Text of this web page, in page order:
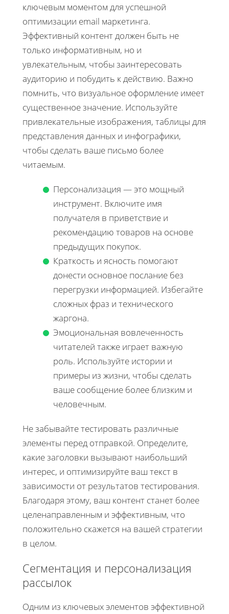
ключевым моментом для успешной
оптимизации email маркетинга.
Эффективный контент должен быть не
только информативным, но и
увлекательным, чтобы заинтересовать
аудиторию и побудить к действию. Важно
помнить, что визуальное оформление имеет
существенное значение. Используйте
привлекательные изображения, таблицы для
представления данных и инфографики,
чтобы сделать ваше письмо более
читаемым.
Персонализация — это мощный
инструмент. Включите имя
получателя в приветствие и
рекомендацию товаров на основе
предыдущих покупок.
Краткость и ясность помогают
донести основное послание без
перегрузки информацией. Избегайте
сложных фраз и технического
жаргона.
Эмоциональная вовлеченность
читателей также играет важную
роль. Используйте истории и
примеры из жизни, чтобы сделать
ваше сообщение более близким и
человечным.
Не забывайте тестировать различные
элементы перед отправкой. Определите,
какие заголовки вызывают наибольший
интерес, и оптимизируйте ваш текст в
зависимости от результатов тестирования.
Благодаря этому, ваш контент станет более
целенаправленным и эффективным, что
положительно скажется на вашей стратегии
в целом.
Сегментация и персонализация
рассылок
Одним из ключевых элементов эффективной